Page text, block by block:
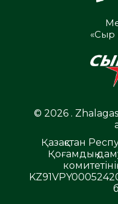
© 2026 .
Қазақстан
Қоғамдық